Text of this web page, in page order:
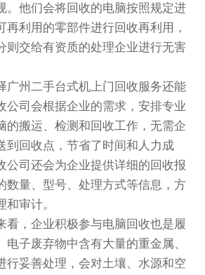
。他们会将回收的电脑按照规定进
再利用的零部件进行回收再利用，
则交给有资质的处理企业进行无害
广州二手台式机上门回收服务还能
公司会根据企业的需求，安排专业
的搬运、检测和回收工作，无需企
到回收点，节省了时间和人力成
公司还会为企业提供详细的回收报
数量、型号、处理方式等信息，方
审计。
看，企业积极参与电脑回收也是履
电子废弃物中含有大量的重金属、
行妥善处理，会对土壤、水源和空